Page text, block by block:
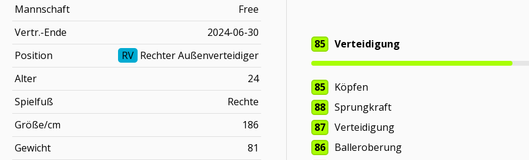
Mannschaft
Free
Vertr.-Ende
2024-06-30
Position
RV Rechter Außenverteidiger
Alter
24
Spielfuß
Rechte
Größe/cm
186
Gewicht
81
85 Verteidigung
85
Köpfen
88
Sprungkraft
87
Verteidigung
86
Balleroberung